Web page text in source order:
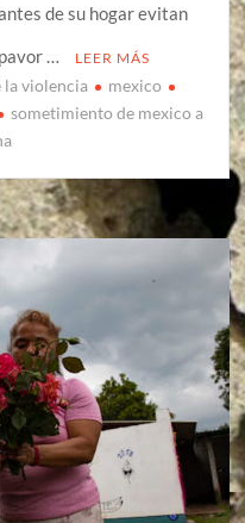
de su hogar evitan
…
LEER MÁS
la violencia
mexico
sometimiento de mexico a